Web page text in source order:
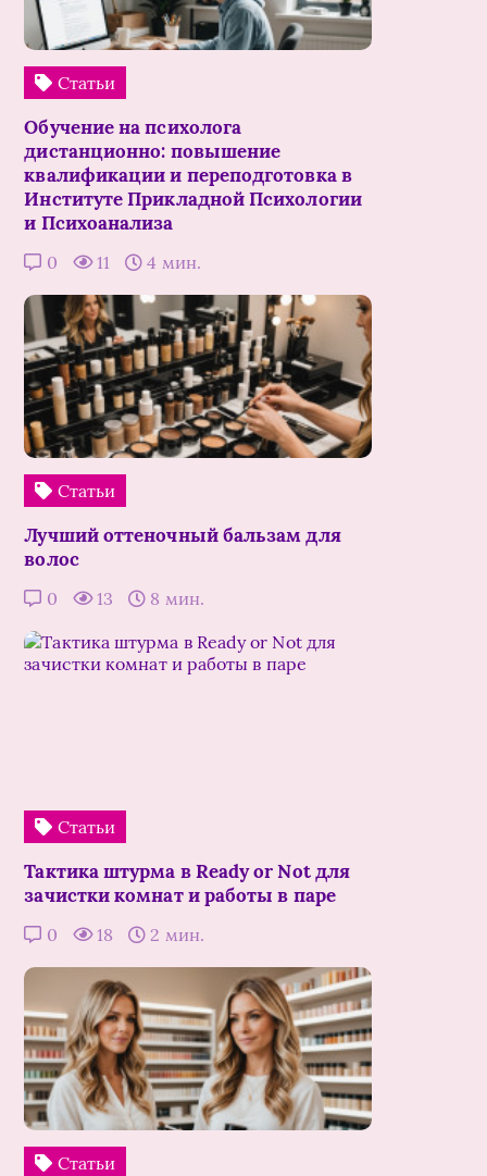
Статьи
Обучение на психолога
дистанционно: повышение
квалификации и переподготовка в
Институте Прикладной Психологии
и Психоанализа
0 11 4 мин.
Статьи
Лучший оттеночный бальзам для
волос
0 13 8 мин.
Статьи
Тактика штурма в Ready or Not для
зачистки комнат и работы в паре
0 18 2 мин.
Статьи